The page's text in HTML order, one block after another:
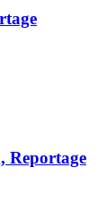
Reportage